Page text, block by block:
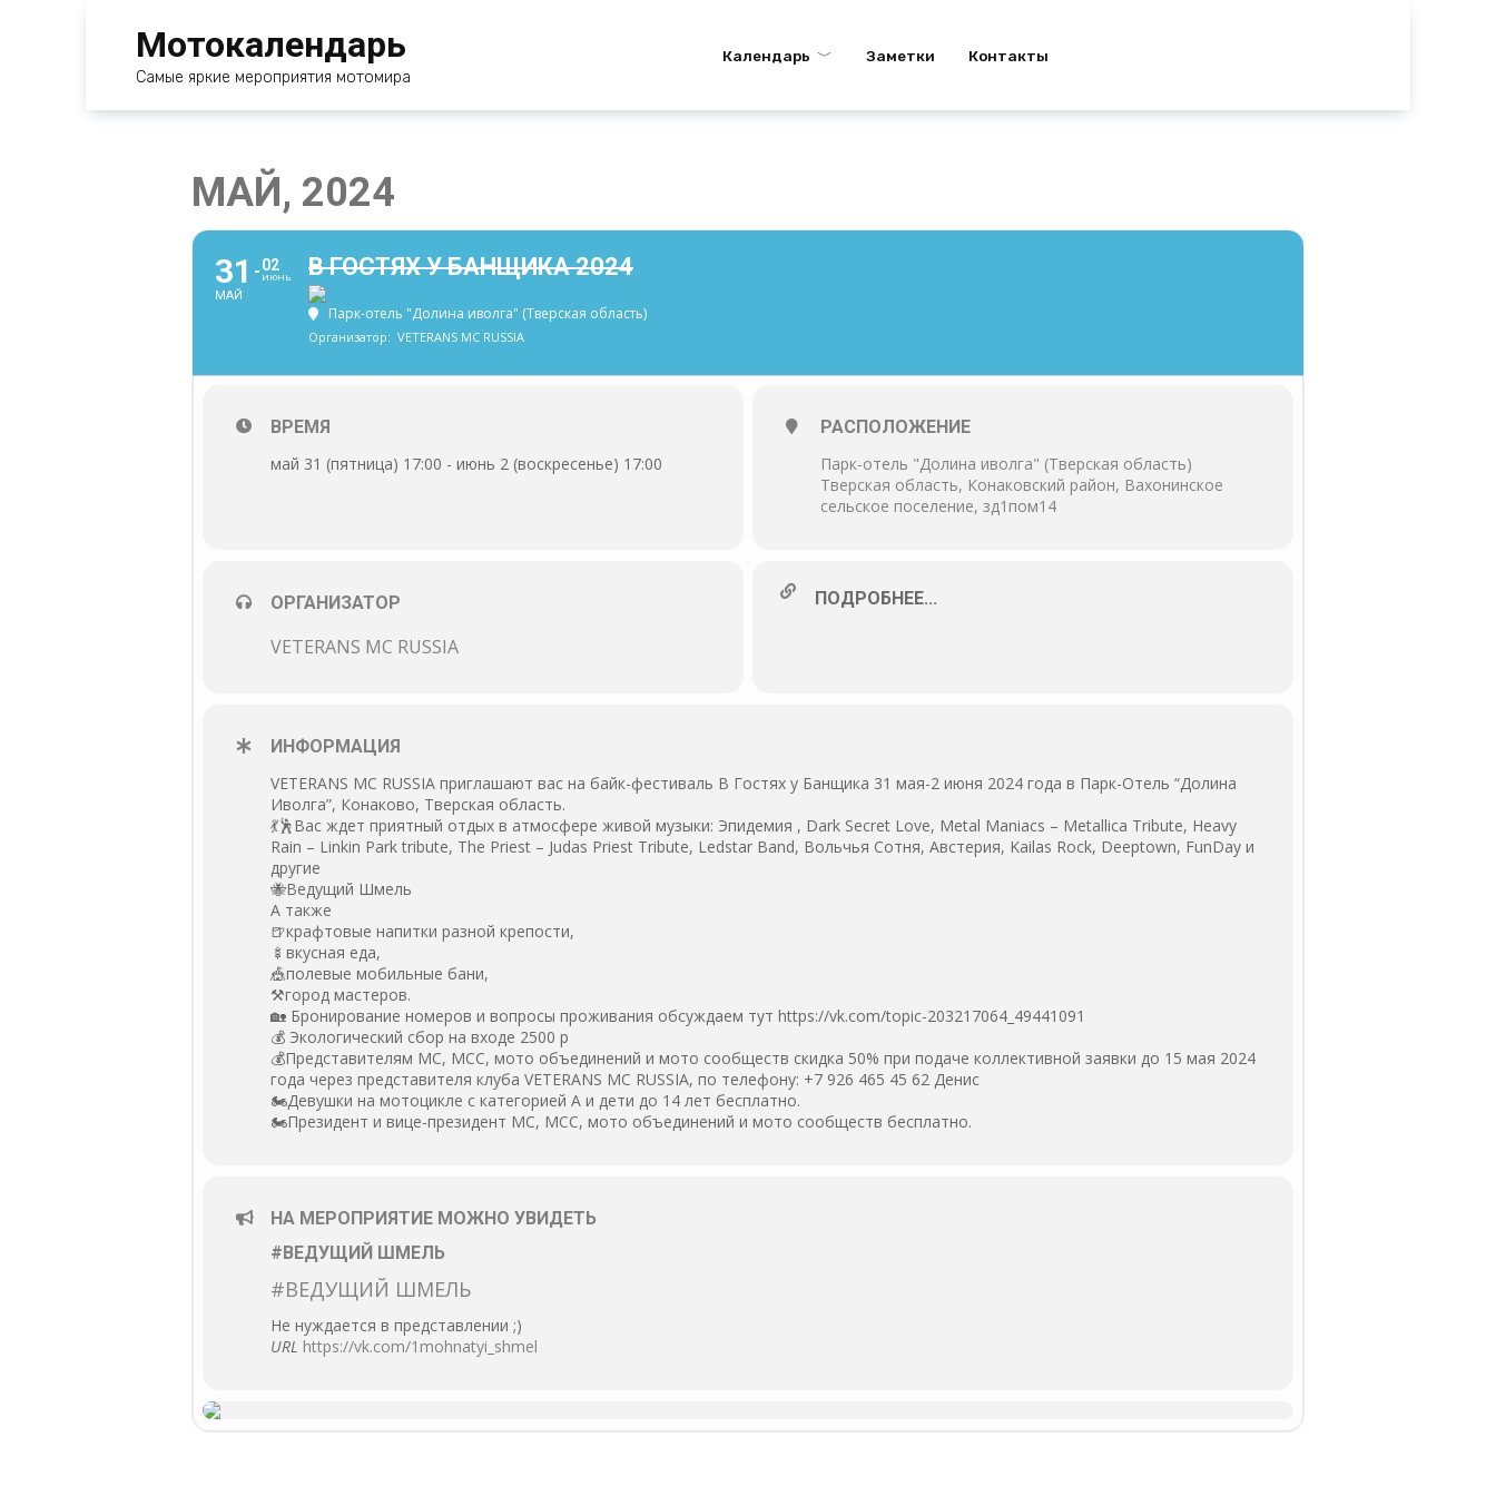
Мотокалендарь
Самые яркие мероприятия мотомира
Календарь Заметки Контакты
МАЙ, 2024
31
МАЙ
02
ИЮНЬ В ГОСТЯХ У БАНЩИКА 2024
Парк-отель "Долина иволга" (Тверская область)
Организатор: VETERANS MC RUSSIA
ВРЕМЯ
май 31 (пятница) 17:00 - июнь 2 (воскресенье) 17:00
РАСПОЛОЖЕНИЕ
Парк-отель "Долина иволга" (Тверская область)
Тверская область, Конаковский район, Вахонинское
сельское поселение, зд1пом14
ОРГАНИЗАТОР
VETERANS MC RUSSIA
ПОДРОБНЕЕ...
ИНФОРМАЦИЯ
VETERANS MC RUSSIA приглашают вас на байк-фестиваль В Гостях у Банщика 31 мая-2 июня 2024 года в Парк-Отель “Долина
Иволга”, Конаково, Тверская область.
💃🕺Вас ждет приятный отдых в атмосфере живой музыки: Эпидемия , Dark Secret Love, Metal Maniacs – Metallica Tribute, Heavy
Rain – Linkin Park tribute, The Priest – Judas Priest Tribute, Ledstar Band, Вольчья Сотня, Австерия, Kailas Rock, Deeptown, FunDay и
другие
🐝Ведущий Шмель
А также
🍺крафтовые напитки разной крепости,
🍢вкусная еда,
🎪полевые мобильные бани,
⚒город мастеров.
🏡 Бронирование номеров и вопросы проживания обсуждаем тут https://vk.com/topic-203217064_49441091
💰 Экологический сбор на входе 2500 р
💰Представителям MC, MCC, мото объединений и мото сообществ скидка 50% при подаче коллективной заявки до 15 мая 2024
года через представителя клуба VETERANS MC RUSSIA, по телефону: +7 926 465 45 62 Денис
🏍Девушки на мотоцикле с категорией А и дети до 14 лет бесплатно.
🏍Президент и вице-президент MC, MCC, мото объединений и мото сообществ бесплатно.
НА МЕРОПРИЯТИЕ МОЖНО УВИДЕТЬ
#ВЕДУЩИЙ ШМЕЛЬ
#ВЕДУЩИЙ ШМЕЛЬ
Не нуждается в представлении ;)
URL https://vk.com/1mohnatyi_shmel